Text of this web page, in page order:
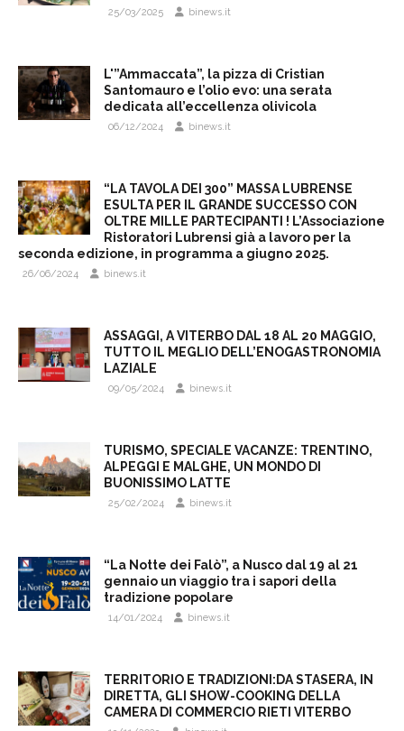
25/03/2025 binews.it
L'”Ammaccata”, la pizza di Cristian
Santomauro e l’olio evo: una serata
dedicata all’eccellenza olivicola
06/12/2024 binews.it
“LA TAVOLA DEI 300” MASSA LUBRENSE
ESULTA PER IL GRANDE SUCCESSO CON
OLTRE MILLE PARTECIPANTI ! L’Associazione
Ristoratori Lubrensi già a lavoro per la
seconda edizione, in programma a giugno 2025.
26/06/2024 binews.it
ASSAGGI, A VITERBO DAL 18 AL 20 MAGGIO,
TUTTO IL MEGLIO DELL’ENOGASTRONOMIA
LAZIALE
09/05/2024 binews.it
TURISMO, SPECIALE VACANZE: TRENTINO,
ALPEGGI E MALGHE, UN MONDO DI
BUONISSIMO LATTE
25/02/2024 binews.it
“La Notte dei Falò”, a Nusco dal 19 al 21
gennaio un viaggio tra i sapori della
tradizione popolare
14/01/2024 binews.it
TERRITORIO E TRADIZIONI:DA STASERA, IN
DIRETTA, GLI SHOW-COOKING DELLA
CAMERA DI COMMERCIO RIETI VITERBO